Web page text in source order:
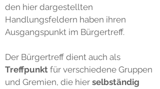
den hier dargestellten
Handlungsfeldern haben ihren
Ausgangspunkt im Bürgertreff.
Der Bürgertreff dient auch als
Treffpunkt für verschiedene Gruppen
und Gremien, die hier selbständig